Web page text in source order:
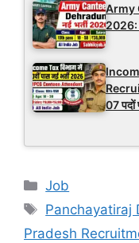
Army
2026:
07 पदों
Categories
Job
Tags
Panchayatiraj
Pradesh